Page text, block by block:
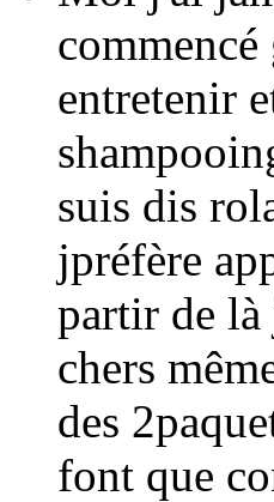
commencé
entretenir
suis dis
jpréfère
partir de là
chers
des
font que